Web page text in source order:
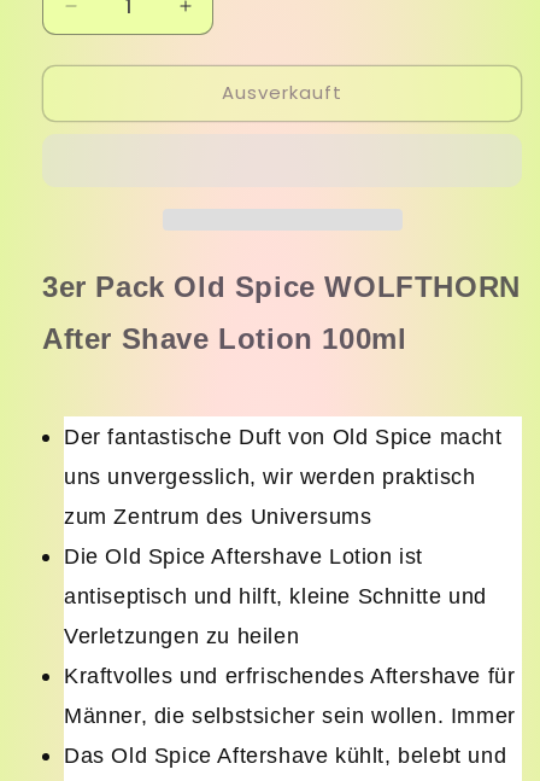
Verringere
die
Menge
Old
3er
Erhöhe
die
Menge
Old
3er
Ausverkauft
3er Pack Old Spice WOLFTHORN
After Shave Lotion 100ml
Der fantastische Duft von Old Spice macht
uns unvergesslich, wir werden praktisch
zum Zentrum des Universums
Die Old Spice Aftershave Lotion ist
antiseptisch und hilft, kleine Schnitte und
Verletzungen zu heilen
Kraftvolles und erfrischendes Aftershave für
Männer, die selbstsicher sein wollen. Immer
Das Old Spice Aftershave kühlt, belebt und